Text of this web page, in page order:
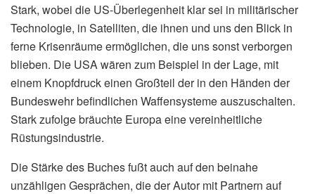
Stark, wobei die US-Überlegenheit klar sei in militärischer
Technologie, in Satelliten, die ihnen und uns den Blick in
ferne Krisenräume ermöglichen, die uns sonst verborgen
blieben. Die USA wären zum Beispiel in der Lage, mit
einem Knopfdruck einen Großteil der in den Händen der
Bundeswehr befindlichen Waffensysteme auszuschalten.
Stark zufolge bräuchte Europa eine vereinheitliche
Rüstungsindustrie.
Die Stärke des Buches fußt auch auf den beinahe
unzähligen Gesprächen, die der Autor mit Partnern auf